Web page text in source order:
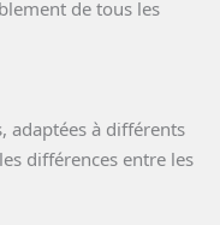
de tous les
adaptées à différents
différences entre les